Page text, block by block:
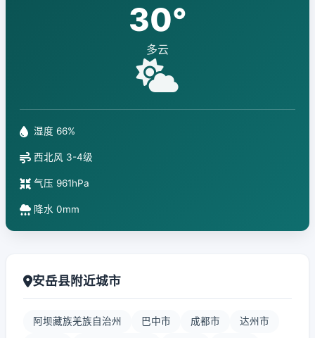
30°
多云
湿度 66%
西北风 3-4级
气压 961hPa
降水 0mm
安岳县附近城市
阿坝藏族羌族自治州 巴中市 成都市 达州市